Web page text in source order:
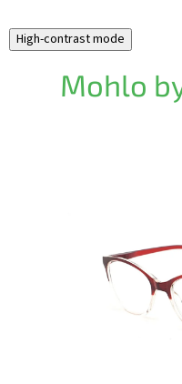
High-contrast mode
Mohlo